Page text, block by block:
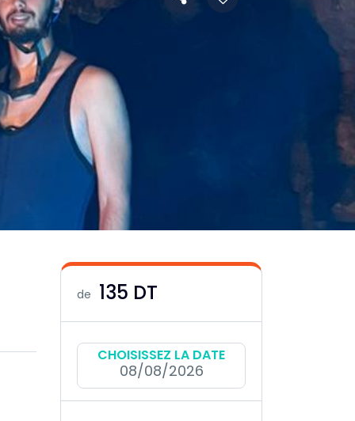
de 135 DT
CHOISISSEZ LA DATE
08/08/2026